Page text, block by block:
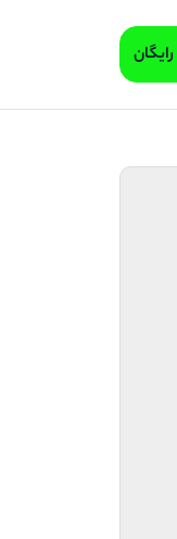
رایگان